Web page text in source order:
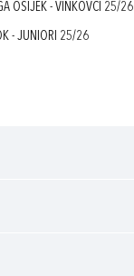
OSIJEK - VINKOVCI 25/26
- JUNIORI 25/26